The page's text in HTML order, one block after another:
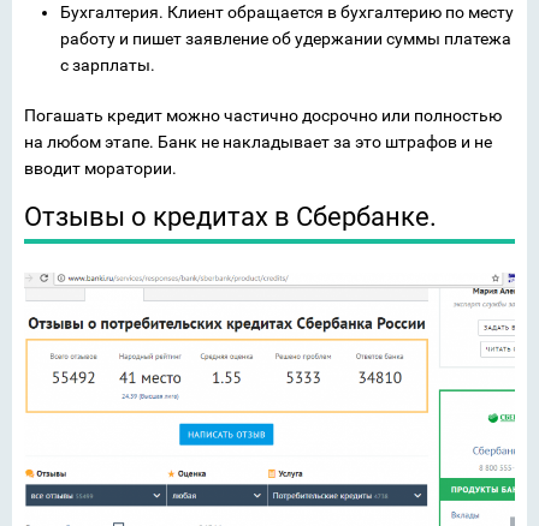
Бухгалтерия. Клиент обращается в бухгалтерию по месту
работу и пишет заявление об удержании суммы платежа
с зарплаты.
Погашать кредит можно частично досрочно или полностью
на любом этапе. Банк не накладывает за это штрафов и не
вводит моратории.
Отзывы о кредитах в Сбербанке.